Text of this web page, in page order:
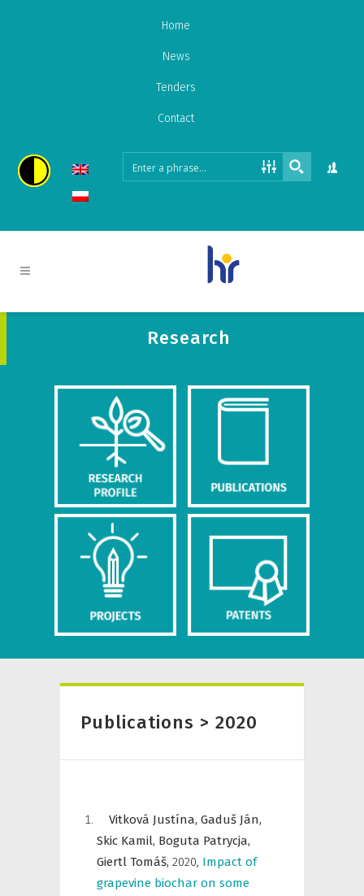
Home
News
Tenders
Contact
Research
Publications > 2020
Vitková Justína, Gaduš Ján,
Skic Kamil, Boguta Patrycja,
Giertl Tomáš, 2020, Impact of
grapevine biochar on some